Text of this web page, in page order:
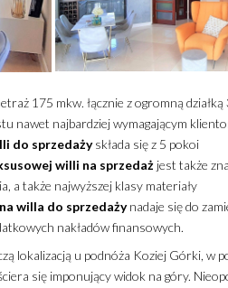
175 mkw. łącznie z ogromną działką
nawet najbardziej wymagającym
do sprzedażyskłada się z 5 pokoi
willi na sprzedażjest także
a także najwyższej klasy materiały
willa do sprzedażynadaje się do
nakładów finansowych.
lokalizacją u podnóża Koziej Górki, w
się imponujący widok na góry.